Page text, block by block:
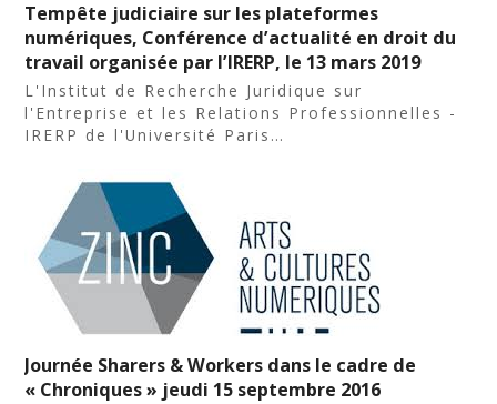
Tempête judiciaire sur les plateformes
numériques, Conférence d’actualité en droit du
travail organisée par l’IRERP, le 13 mars 2019
L'Institut de Recherche Juridique sur
l'Entreprise et les Relations Professionnelles -
IRERP de l'Université Paris…
Journée Sharers & Workers dans le cadre de
« Chroniques » jeudi 15 septembre 2016